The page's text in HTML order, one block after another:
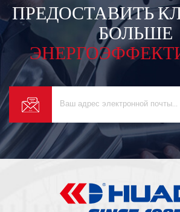
ПРЕДОСТАВИТЬ
БОЛЬШЕ